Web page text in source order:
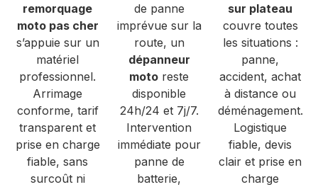
remorquage
moto pas cher
s’appuie sur un
matériel
professionnel.
Arrimage
conforme, tarif
transparent et
prise en charge
fiable, sans
surcoût ni
de panne
imprévue sur la
route, un
dépanneur
moto reste
disponible
24h/24 et 7j/7.
Intervention
immédiate pour
panne de
batterie,
sur plateau
couvre toutes
les situations :
panne,
accident, achat
à distance ou
déménagement.
Logistique
fiable, devis
clair et prise en
charge